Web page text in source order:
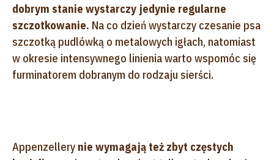
dobrym stanie wystarczy jedynie regularne
szczotkowanie. Na co dzień wystarczy czesanie psa
szczotką pudlówką o metalowych igłach, natomiast
w okresie intensywnego linienia warto wspomóc się
furminatorem dobranym do rodzaju sierści.
Appenzellery nie wymagają też zbyt częstych